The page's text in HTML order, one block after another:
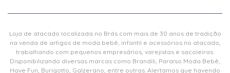
Loja de atacado localizada no Brás com mais de 30 anos de tradição
na venda de artigos de moda bebê, infantil e acessórios no atacado,
trabalhando com pequenos empresários, varejistas e sacoleiras.
Disponibilizando diversas marcas como Brandili, Paraíso Moda Bebê,
Have Fun, Burigotto, Galzerano, entre outras. Alertamos que havendo